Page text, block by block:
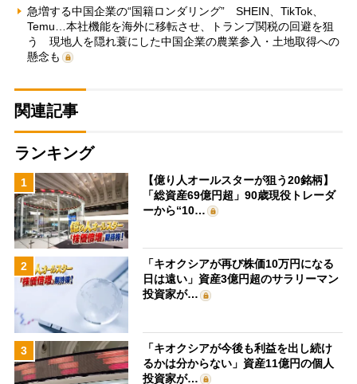
急増する中国企業の“国籍ロンダリング” SHEIN、TikTok、
Temu…本社機能を海外に移転させ、トランプ関税の回避を狙
う 現地人を隠れ蓑にした中国企業の農業参入・土地取得への
懸念も
関連記事
ランキング
1
【億り人オールスターが狙う20銘柄】
「総資産69億円超」90歳現役トレーダ
ーから“10…
2
「キオクシアが再び株価10万円になる
日は遠い」資産3億円超のサラリーマン
投資家が…
3
「キオクシアが今後も利益を出し続け
るかは分からない」資産11億円の個人
投資家が…